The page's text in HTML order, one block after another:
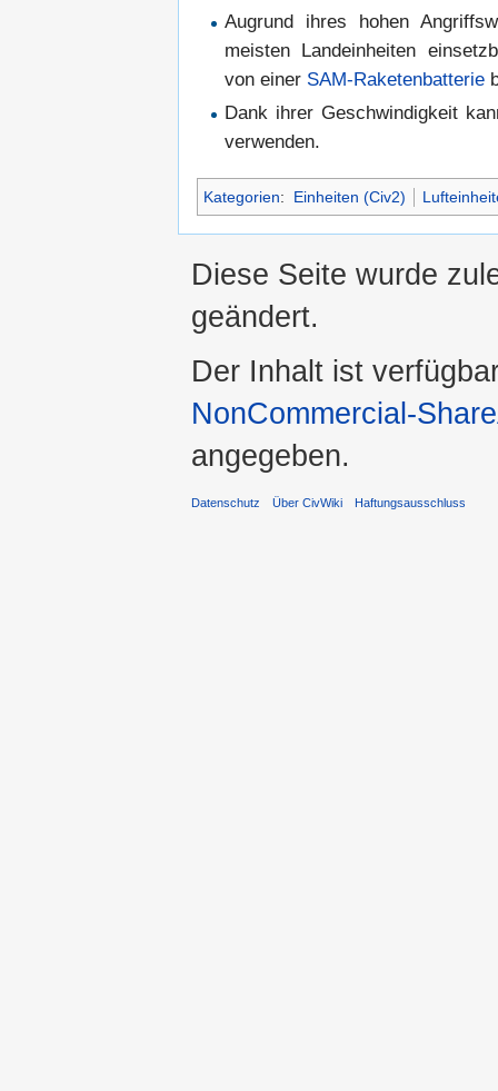
Augrund ihres hohen
meisten Landeinheiten
von einer SAM-Raketenbatterie
Dank ihrer Geschwindigkeit
verwenden.
Kategorien: Einheiten (Civ2)
Diese Seite wurde
geändert.
Der Inhalt ist
NonCommercial-
angegeben.
Datenschutz Über CivWiki Haftungsausschluss